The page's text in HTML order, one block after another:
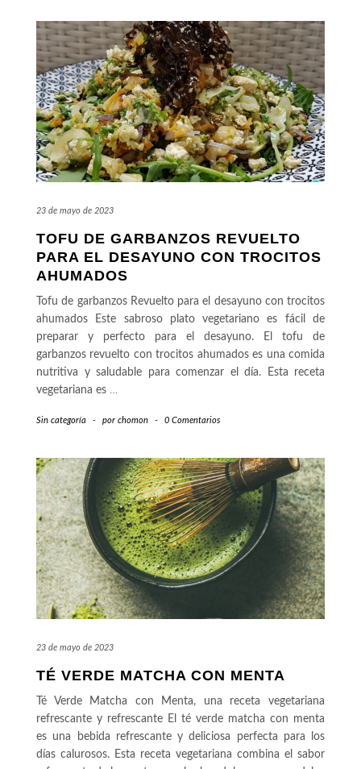
23 de mayo de 2023
TOFU DE GARBANZOS REVUELTO
PARA EL DESAYUNO CON TROCITOS
AHUMADOS
Tofu de garbanzos Revuelto para el desayuno con trocitos
ahumados Este sabroso plato vegetariano es fácil de
preparar y perfecto para el desayuno. El tofu de
garbanzos revuelto con trocitos ahumados es una comida
nutritiva y saludable para comenzar el día. Esta receta
vegetariana es …
Sin categoría - por chomon - 0 Comentarios
23 de mayo de 2023
TÉ VERDE MATCHA CON MENTA
Té Verde Matcha con Menta, una receta vegetariana
refrescante y refrescante El té verde matcha con menta
es una bebida refrescante y deliciosa perfecta para los
días calurosos. Esta receta vegetariana combina el sabor